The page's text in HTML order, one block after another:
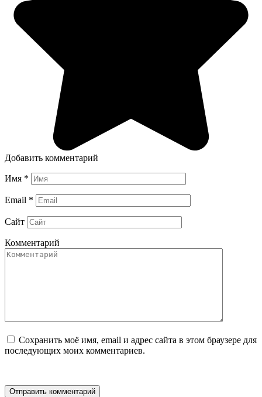
Добавить комментарий
Имя *
Email *
Сайт
Комментарий
Сохранить моё имя, email и адрес сайта в этом браузере для
последующих моих комментариев.